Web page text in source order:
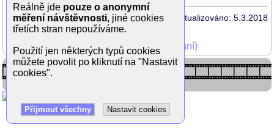
Aktualizováno: 5.3.2018
Mohli jste vidět v TV (zobrazit starší vysílání)
Reálně jde pouze o anonymní
měření návštěvnosti, jiné cookies
třetích stran nepoužíváme.
Použití jen některých typů cookies
můžete povolit po kliknutí na "Nastavit
cookies".
Přijmout všechny Nastavit cookies